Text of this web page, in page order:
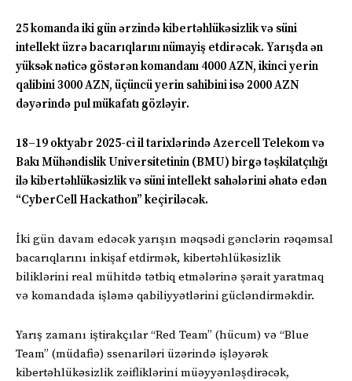
25 komanda iki gün ərzində kibertəhlükəsizlik və süni
intellekt üzrə bacarıqlarını nümayiş etdirəcək. Yarışda ən
yüksək nəticə göstərən komandanı 4000 AZN, ikinci yerin
qalibini 3000 AZN, üçüncü yerin sahibini isə 2000 AZN
dəyərində pul mükafatı gözləyir.
18–19 oktyabr 2025-ci il tarixlərində Azercell Telekom və
Bakı Mühəndislik Universitetinin (BMU) birgə təşkilatçılığı
ilə kibertəhlükəsizlik və süni intellekt sahələrini əhatə edən
“CyberCell Hackathon” keçiriləcək.
İki gün davam edəcək yarışın məqsədi gənclərin rəqəmsal
bacarıqlarını inkişaf etdirmək, kibertəhlükəsizlik
biliklərini real mühitdə tətbiq etmələrinə şərait yaratmaq
və komandada işləmə qabiliyyətlərini gücləndirməkdir.
Yarış zamanı iştirakçılar “Red Team” (hücum) və “Blue
Team” (müdafiə) ssenariləri üzərində işləyərək
kibertəhlükəsizlik zəifliklərini müəyyənləşdirəcək,